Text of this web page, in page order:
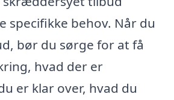
specifikke behov. Når du
bør du sørge for at få
hvad der er
er klar over, hvad du